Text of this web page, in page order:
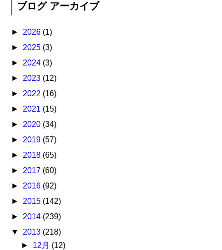
ブログ アーカイブ
► 2026 (1)
► 2025 (3)
► 2024 (3)
► 2023 (12)
► 2022 (16)
► 2021 (15)
► 2020 (34)
► 2019 (57)
► 2018 (65)
► 2017 (60)
► 2016 (92)
► 2015 (142)
► 2014 (239)
▼ 2013 (218)
► 12月 (12)